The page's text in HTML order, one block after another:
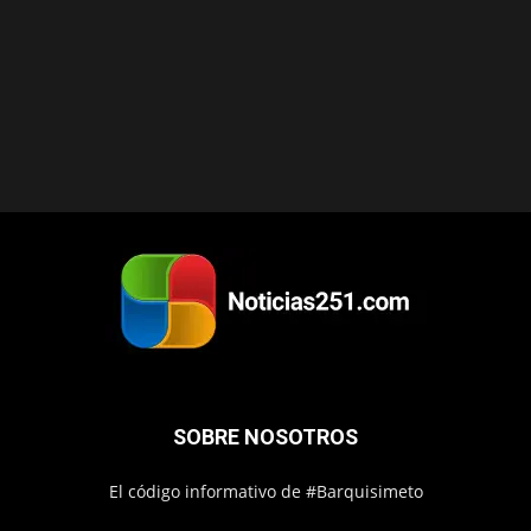
SOBRE NOSOTROS
El código informativo de #Barquisimeto